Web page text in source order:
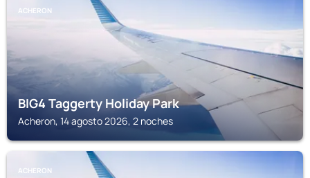
ACHERON
BIG4 Taggerty Holiday Park
Acheron, 14 agosto 2026, 2 noches
ACHERON